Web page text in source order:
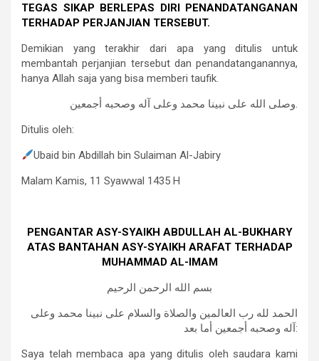
TEGAS SIKAP BERLEPAS DIRI PENANDATANGANAN
TERHADAP PERJANJIAN TERSEBUT.
Demikian yang terakhir dari apa yang ditulis untuk
membantah perjanjian tersebut dan penandatanganannya,
hanya Allah saja yang bisa memberi taufik.
وصلى الله على نبينا محمد وعلى آله وصحبه أجمعين.
Ditulis oleh:
Ubaid bin Abdillah bin Sulaiman Al-Jabiry
Malam Kamis, 11 Syawwal 1435 H
PENGANTAR ASY-SYAIKH ABDULLAH AL-BUKHARY
ATAS BANTAHAN ASY-SYAIKH ARAFAT TERHADAP
MUHAMMAD AL-IMAM
بسم الله الرحمن الرحيم
الحمد لله رب العالمين والصلاة والسلام على نبينا محمد وعلى
آله وصحبه أجمعين أما بعد:
Saya telah membaca apa yang ditulis oleh saudara kami